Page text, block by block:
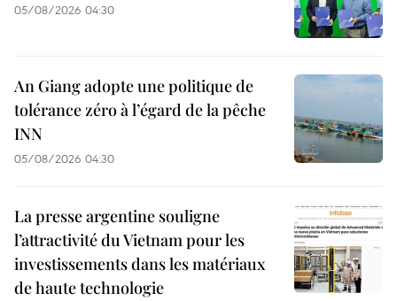
05/08/2026 04:30
An Giang adopte une politique de
tolérance zéro à l’égard de la pêche
INN
05/08/2026 04:30
La presse argentine souligne
l’attractivité du Vietnam pour les
investissements dans les matériaux
de haute technologie